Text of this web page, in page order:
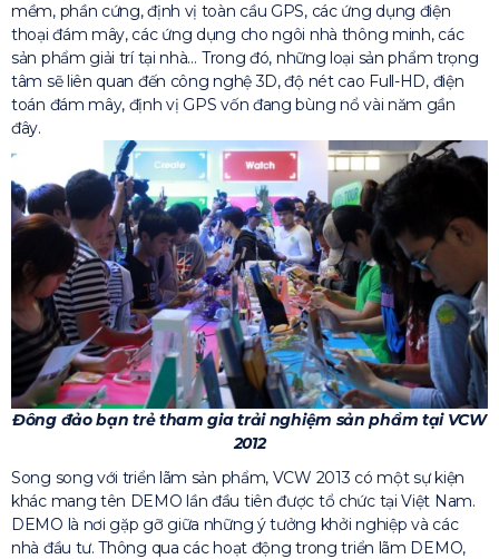
mềm, phần cứng, định vị toàn cầu GPS, các ứng dụng điện
thoại đám mây, các ứng dụng cho ngôi nhà thông minh, các
sản phẩm giải trí tại nhà… Trong đó, những loại sản phẩm trọng
tâm sẽ liên quan đến công nghệ 3D, độ nét cao Full-HD, điện
toán đám mây, định vị GPS vốn đang bùng nổ vài năm gần
đây.
Đông đảo bạn trẻ tham gia trải nghiệm sản phẩm tại VCW
2012
Song song với triển lãm sản phẩm, VCW 2013 có một sự kiện
khác mang tên DEMO lần đầu tiên được tổ chức tại Việt Nam.
DEMO là nơi gặp gỡ giữa những ý tưởng khởi nghiệp và các
nhà đầu tư. Thông qua các hoạt động trong triển lãm DEMO,